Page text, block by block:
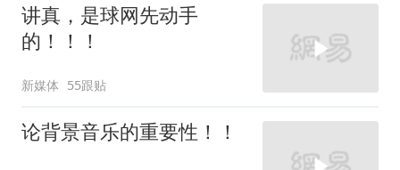
讲真，是球网先动手
的！！！
新媒体 55跟贴
论背景音乐的重要性！！